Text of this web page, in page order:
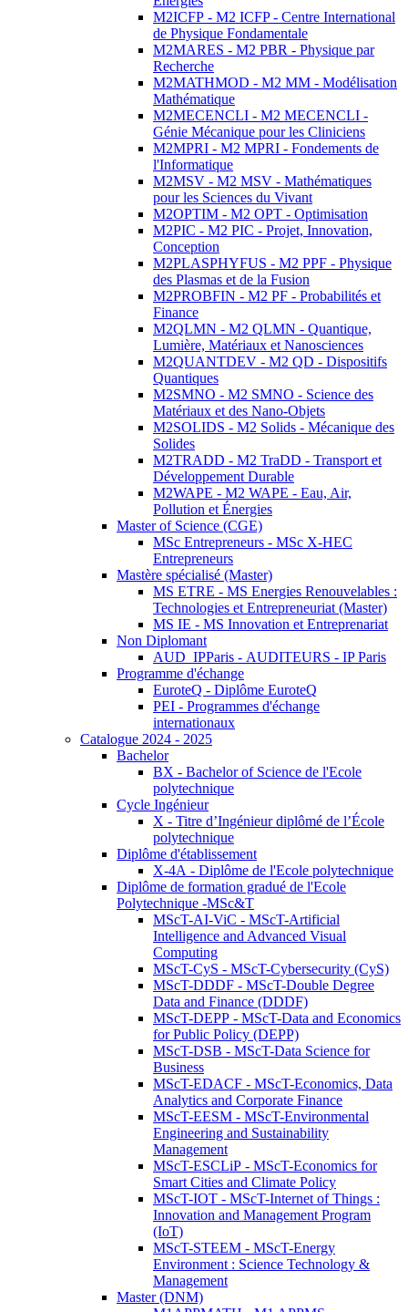
M2ICFP - M2 ICFP - Centre International
de Physique Fondamentale
M2MARES - M2 PBR - Physique par
Recherche
M2MATHMOD - M2 MM - Modélisation
Mathématique
M2MECENCLI - M2 MECENCLI -
Génie Mécanique pour les Cliniciens
M2MPRI - M2 MPRI - Fondements de
l'Informatique
M2MSV - M2 MSV - Mathématiques
pour les Sciences du Vivant
M2OPTIM - M2 OPT - Optimisation
M2PIC - M2 PIC - Projet, Innovation,
Conception
M2PLASPHYFUS - M2 PPF - Physique
des Plasmas et de la Fusion
M2PROBFIN - M2 PF - Probabilités et
Finance
M2QLMN - M2 QLMN - Quantique,
Lumière, Matériaux et Nanosciences
M2QUANTDEV - M2 QD - Dispositifs
Quantiques
M2SMNO - M2 SMNO - Science des
Matériaux et des Nano-Objets
M2SOLIDS - M2 Solids - Mécanique des
Solides
M2TRADD - M2 TraDD - Transport et
Développement Durable
M2WAPE - M2 WAPE - Eau, Air,
Pollution et Énergies
Master of Science (CGE)
MSc Entrepreneurs - MSc X-HEC
Entrepreneurs
Mastère spécialisé (Master)
MS ETRE - MS Energies Renouvelables :
Technologies et Entrepreneuriat (Master)
MS IE - MS Innovation et Entreprenariat
Non Diplomant
AUD_IPParis - AUDITEURS - IP Paris
Programme d'échange
EuroteQ - Diplôme EuroteQ
PEI - Programmes d'échange
internationaux
Catalogue 2024 - 2025
Bachelor
BX - Bachelor of Science de l'Ecole
polytechnique
Cycle Ingénieur
X - Titre d’Ingénieur diplômé de l’École
polytechnique
Diplôme d'établissement
X-4A - Diplôme de l'Ecole polytechnique
Diplôme de formation gradué de l'Ecole
Polytechnique -MSc&T
MScT-AI-ViC - MScT-Artificial
Intelligence and Advanced Visual
Computing
MScT-CyS - MScT-Cybersecurity (CyS)
MScT-DDDF - MScT-Double Degree
Data and Finance (DDDF)
MScT-DEPP - MScT-Data and Economics
for Public Policy (DEPP)
MScT-DSB - MScT-Data Science for
Business
MScT-EDACF - MScT-Economics, Data
Analytics and Corporate Finance
MScT-EESM - MScT-Environmental
Engineering and Sustainability
Management
MScT-ESCLiP - MScT-Economics for
Smart Cities and Climate Policy
MScT-IOT - MScT-Internet of Things :
Innovation and Management Program
(IoT)
MScT-STEEM - MScT-Energy
Environment : Science Technology &
Management
Master (DNM)